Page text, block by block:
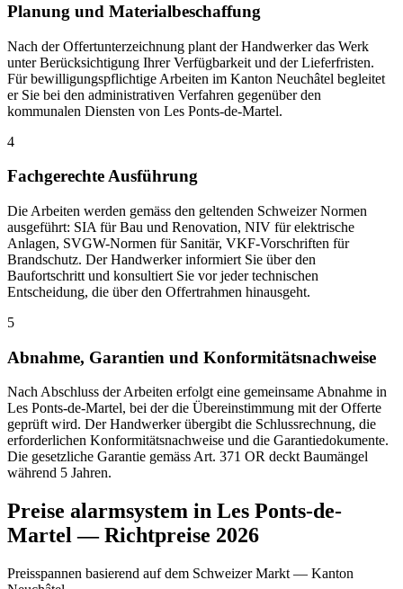
Planung und Materialbeschaffung
Nach der Offertunterzeichnung plant der Handwerker das Werk
unter Berücksichtigung Ihrer Verfügbarkeit und der Lieferfristen.
Für bewilligungspflichtige Arbeiten im Kanton Neuchâtel begleitet
er Sie bei den administrativen Verfahren gegenüber den
kommunalen Diensten von Les Ponts-de-Martel.
4
Fachgerechte Ausführung
Die Arbeiten werden gemäss den geltenden Schweizer Normen
ausgeführt: SIA für Bau und Renovation, NIV für elektrische
Anlagen, SVGW-Normen für Sanitär, VKF-Vorschriften für
Brandschutz. Der Handwerker informiert Sie über den
Baufortschritt und konsultiert Sie vor jeder technischen
Entscheidung, die über den Offertrahmen hinausgeht.
5
Abnahme, Garantien und Konformitätsnachweise
Nach Abschluss der Arbeiten erfolgt eine gemeinsame Abnahme in
Les Ponts-de-Martel, bei der die Übereinstimmung mit der Offerte
geprüft wird. Der Handwerker übergibt die Schlussrechnung, die
erforderlichen Konformitätsnachweise und die Garantiedokumente.
Die gesetzliche Garantie gemäss Art. 371 OR deckt Baumängel
während 5 Jahren.
Preise alarmsystem in Les Ponts-de-
Martel — Richtpreise 2026
Preisspannen basierend auf dem Schweizer Markt — Kanton